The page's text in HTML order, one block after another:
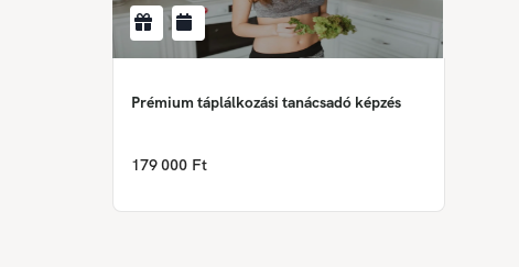
Prémium táplálkozási tanácsadó képzés
179 000 Ft